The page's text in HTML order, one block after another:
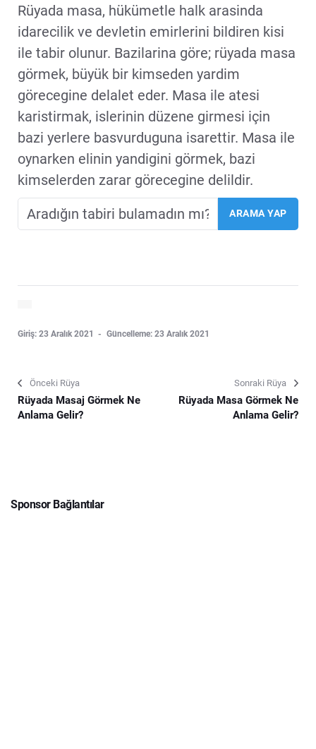
Rüyada masa, hükümetle halk arasinda
idarecilik ve devletin emirlerini bildiren kisi
ile tabir olunur. Bazilarina göre; rüyada masa
görmek, büyük bir kimseden yardim
görecegine delalet eder. Masa ile atesi
karistirmak, islerinin düzene girmesi için
bazi yerlere basvurduguna isarettir. Masa ile
oynarken elinin yandigini görmek, bazi
kimselerden zarar görecegine delildir.
Giriş: 23 Aralık 2021 Güncelleme: 23 Aralık 2021
Önceki Rüya
Rüyada Masaj Görmek Ne
Anlama Gelir?
Sonraki Rüya
Rüyada Masa Görmek Ne
Anlama Gelir?
Sponsor Bağlantılar